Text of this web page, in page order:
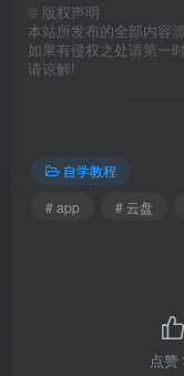
© 版权声明
本站所发布的全部内容
如果有侵权之处请第一
请谅解!
自学教程
# app
# 云盘
点赞